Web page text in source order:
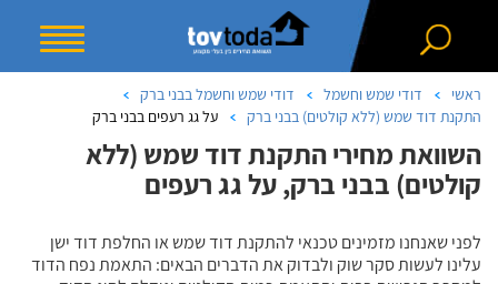
ראשי דודי שמש וחשמל
דודי שמש וחשמל בבני ברק
התקנת דוד שמש (ללא קולטים) בבני ברק
על גג רעפים בבני ברק
השוואת מחירי התקנת דוד שמש (ללא
קולטים) בבני ברק, על גג רעפים
לפני שאנחנו מזמינים טכנאי להתקנת דוד שמש או החלפת דוד ישן
עלינו לעשות סקר שוק ולבדוק את הדברים הבאים: התאמת נפח הדוד